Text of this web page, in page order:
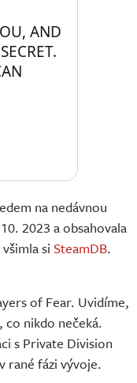
AND
na nedávnou
2023 a obsahovala
si SteamDB.
of Fear. Uvidíme,
co nikdo nečeká.
s Private Division
rané fázi vývoje.